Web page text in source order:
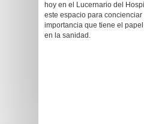
hoy en el Lucernario del
este espacio para
importancia que tiene el
en la sanidad.